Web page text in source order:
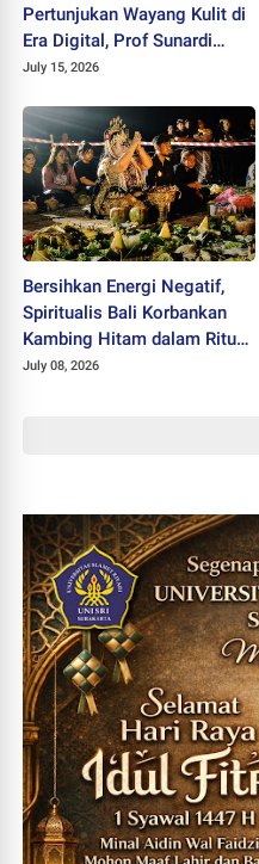
Pertunjukan Wayang Kulit di
Era Digital, Prof Sunardi
Dikukuhkan sebagai Guru
July 15, 2026
Bersihkan Energi Negatif,
Spiritualis Bali Korbankan
Kambing Hitam dalam Ritual
di Parangkusumo
July 08, 2026